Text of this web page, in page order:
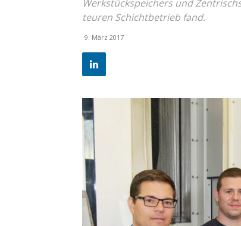
Werkstückspeichers und
teuren Schichtbetrieb fand.
9. März 2017